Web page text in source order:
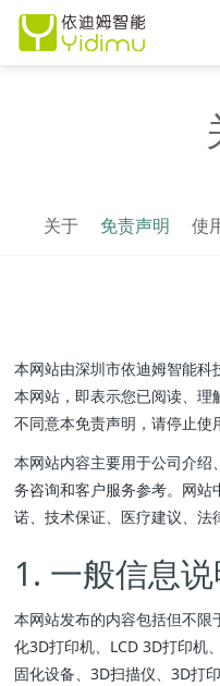
关于 免责声明 使
本网站由深圳市依迪姆智能科
本网站，即表示您已阅读、
不同意本免责声明，请停止使
本网站内容主要用于公司介
务咨询和客户服务参考。网
诺、技术保证、医疗建议、法
1. 一般信息说
本网站发布的内容包括但不
化3D打印机、LCD 3D打印机
固化设备、3D扫描仪、3D打